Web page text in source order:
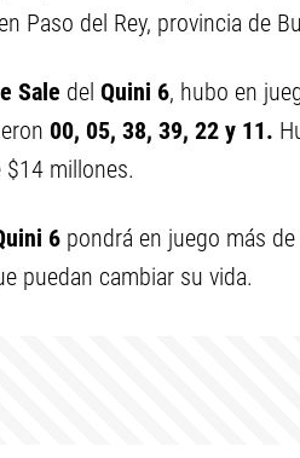
Paso del Rey, provincia de
Sale del Quini 6, hubo en
00, 05, 38, 39, 22 y 11.
$14 millones.
6 pondrá en juego más de
puedan cambiar su vida.